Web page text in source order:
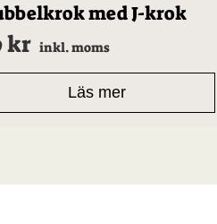
med J-krok
kr inkl. moms
Läs mer